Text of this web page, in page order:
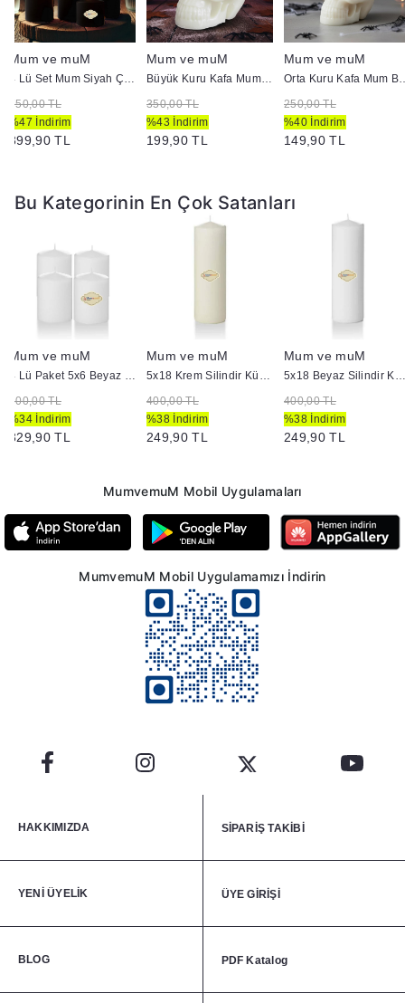
Mum ve muM
4 Lü Set Mum Siyah Çap :5 cm
750,00 TL
%47 İndirim
399,90 TL
Mum ve muM
Büyük Kuru Kafa Mum Beyaz
350,00 TL
%43 İndirim
199,90 TL
Mum ve muM
Orta Kuru
250,00 TL
%40 İndirim
149,90 TL
Bu Kategorinin En Çok Satanları
Mum ve muM
4 Lü Paket 5x6 Beyaz Kütük Mum
500,00 TL
%34 İndirim
329,90 TL
Mum ve muM
5x18 Krem Silindir Kütük Mum
400,00 TL
%38 İndirim
249,90 TL
Mum ve muM
5x18 Beyaz Silindir Kütük Mum
400,00 TL
%38 İndirim
249,90 TL
MumvemuM Mobil Uygulamaları
MumvemuM Mobil Uygulamamızı İndirin
HAKKIMIZDA SİPARİŞ TAKİBİ
YENİ ÜYELİK ÜYE GİRİŞİ
BLOG PDF Katalog